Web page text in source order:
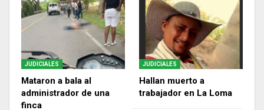
JUDICIALES
Mataron a bala al
administrador de una
finca
JUDICIALES
Hallan muerto a
trabajador en La Loma